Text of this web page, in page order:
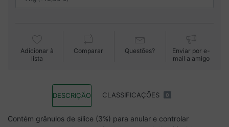
Adicionar à
lista
Comparar Questões?
Enviar por e-
mail a amigo
DESCRIÇÃO CLASSIFICAÇÕES 0
Contém grânulos de sílice (3%) para anular e controlar